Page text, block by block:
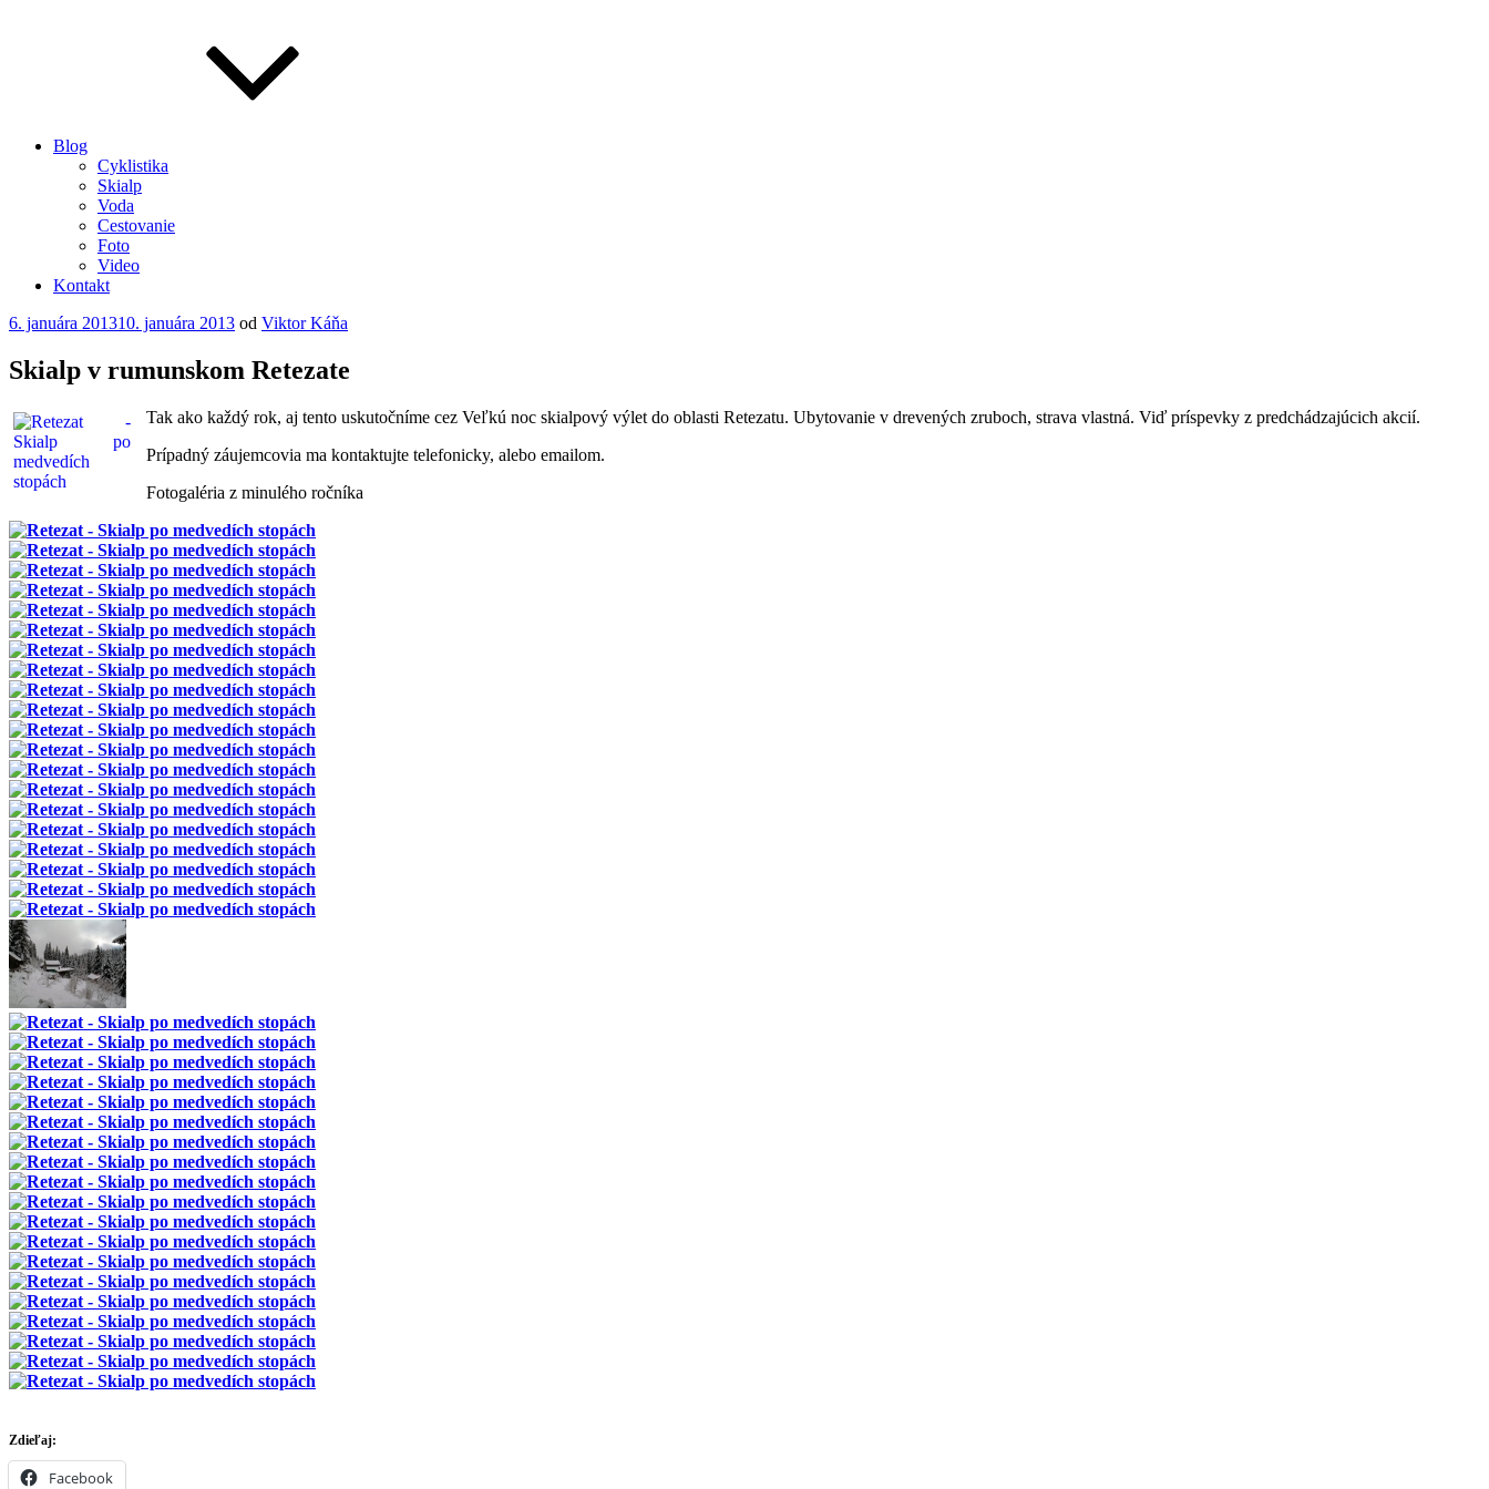
Blog
Cyklistika
Skialp
Voda
Cestovanie
Foto
Video
Kontakt
Publikované
6. januára 201310. januára 2013 od Viktor Káňa
Skialp v rumunskom Retezate
Tak ako každý rok, aj tento uskutočníme cez Veľkú noc skialpový výlet do oblasti Retezatu. Ubytovanie v drevených zruboch, strava vlastná. Viď príspevky z predchádzajúcich akcií.
Prípadný záujemcovia ma kontaktujte telefonicky, alebo emailom.
Fotogaléria z minulého ročníka
Zdieľaj:
Facebook